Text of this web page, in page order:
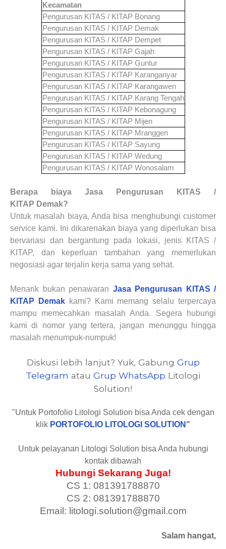
Kecamatan
Pengurusan KITAS / KITAP Bonang
Pengurusan KITAS / KITAP Demak
Pengurusan KITAS / KITAP Dempet
Pengurusan KITAS / KITAP Gajah
Pengurusan KITAS / KITAP Guntur
Pengurusan KITAS / KITAP Karanganyar
Pengurusan KITAS / KITAP Karangawen
Pengurusan KITAS / KITAP Karang Tengah
Pengurusan KITAS / KITAP Kebonagung
Pengurusan KITAS / KITAP Mijen
Pengurusan KITAS / KITAP Mranggen
Pengurusan KITAS / KITAP Sayung
Pengurusan KITAS / KITAP Wedung
Pengurusan KITAS / KITAP Wonosalam
Berapa biaya Jasa Pengurusan KITAS /
KITAP Demak?
Untuk masalah biaya, Anda bisa menghubungi customer
service kami. Ini dikarenakan biaya yang diperlukan bisa
bervariasi dan bergantung pada lokasi, jenis
KITAS /
KITAP, dan keperluan tambahan yang memerlukan
negosiasi agar terjalin kerja sama yang sehat.
Menarik bukan penawaran Jasa Pengurusan KITAS /
KITAP
Demak kami? Kami memang selalu terpercaya
mampu memecahkan masalah Anda. Segera hubungi
kami di nomor yang tertera, jangan menunggu hingga
masalah menumpuk-numpuk!
Diskusi lebih lanjut? Yuk, Gabung Grup
Telegram atau Grup WhatsApp Litologi
Solution!
"Untuk Portofolio Litologi Solution bisa Anda cek dengan
klik PORTOFOLIO LITOLOGI SOLUTION "
Untuk pelayanan Litologi Solution bisa Anda hubungi
kontak dibawah
Hubungi Sekarang Juga!
CS 1: 081391788870
CS 2: 081391788870
Email: litologi.solution@gmail.com
Salam hangat,